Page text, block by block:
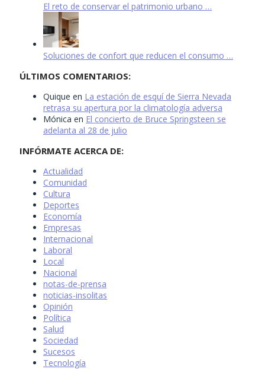
El reto de conservar el patrimonio urbano …
Soluciones de confort que reducen el consumo …
ÚLTIMOS COMENTARIOS:
Quique en La estación de esquí de Sierra Nevada
retrasa su apertura por la climatología adversa
Mónica en El concierto de Bruce Springsteen se
adelanta al 28 de julio
INFÓRMATE ACERCA DE:
Actualidad
Comunidad
Cultura
Deportes
Economía
Empresas
Internacional
Laboral
Local
Nacional
notas-de-prensa
noticias-insolitas
Opinión
Política
Salud
Sociedad
Sucesos
Tecnología